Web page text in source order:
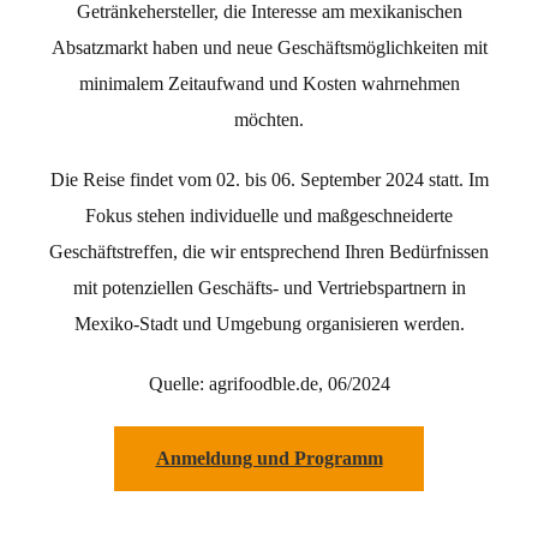
Getränkehersteller, die Interesse am mexikanischen
Absatzmarkt haben und neue Geschäftsmöglichkeiten mit
minimalem Zeitaufwand und Kosten wahrnehmen
möchten.
Die Reise findet vom 02. bis 06. September 2024 statt. Im
Fokus stehen individuelle und maßgeschneiderte
Geschäftstreffen, die wir entsprechend Ihren Bedürfnissen
mit potenziellen Geschäfts- und Vertriebspartnern in
Mexiko-Stadt und Umgebung organisieren werden.
Quelle: agrifoodble.de, 06/2024
Anmeldung und Programm